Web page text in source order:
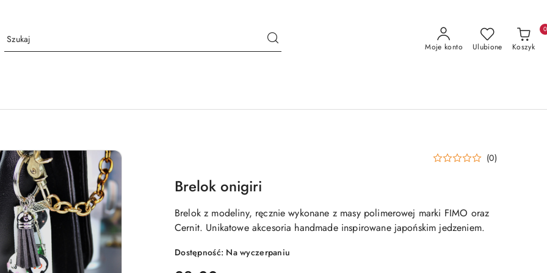
Moje konto Ulubione Koszyk
0
(0)
Brelok onigiri
Brelok z modeliny, ręcznie wykonane z masy polimerowej marki FIMO oraz
Cernit. Unikatowe akcesoria handmade inspirowane japońskim jedzeniem.
Dostępność: Na wyczerpaniu